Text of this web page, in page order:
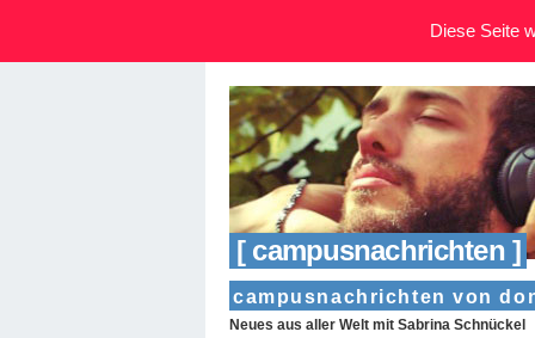
[ campusnachrichten ]
campusnachrichten von
Neues aus aller Welt mit Sabrina Schnückel
Diese Seite